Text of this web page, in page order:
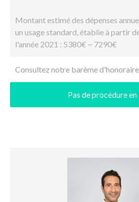
Montant estimé des dépenses
un usage standard, établie à partir
l'année 2021 : 5380€ ~ 7290€
Consultez notre barème
Pas de procédure en